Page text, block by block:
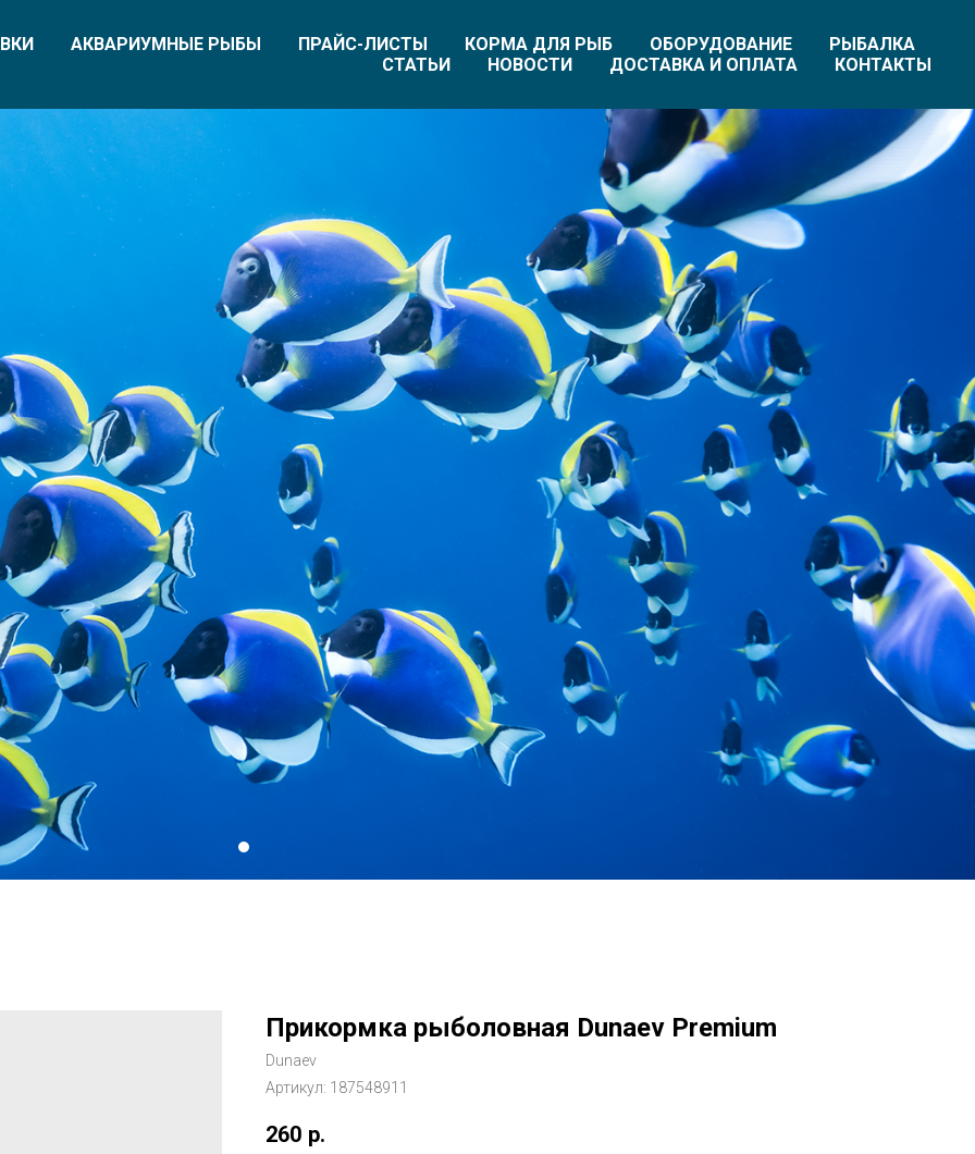
АКВАРИУМНЫЕ РЫБЫ ПРАЙС-ЛИСТЫ КОРМА ДЛЯ РЫБ ОБОРУДОВАНИЕ
РЫБАЛКА
СТАТЬИ
НОВОСТИ ДОСТАВКА И ОПЛАТА КОНТАКТЫ
Прикормка рыболовная Dunaev Premium
Dunaev
Артикул: 187548911
260 р.